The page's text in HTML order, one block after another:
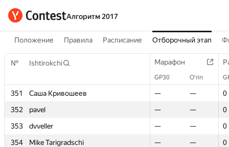
Алгоритм 2017
Положение Правила Расписание Отборочный этап
№ Ishtirokchi Марафон
GP30 O‘rin
351 Саша Кривошеев — —
0
352
pavel — —
0
353
dvveller — —
0
354
Mike Tarigradschi — —
0
№ Ishtirokchi Марафон
GP30 O‘rin
351 Саша Кривошеев — —
0
352
pavel — —
0
353
dvveller — —
0
354
Mike Tarigradschi — —
0